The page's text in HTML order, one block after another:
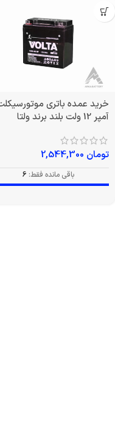
آمپر 12 ولت بلند برند ولتا
تومان
باقی مانده فقط: 6